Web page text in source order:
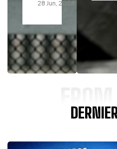
28 Jun, 2025